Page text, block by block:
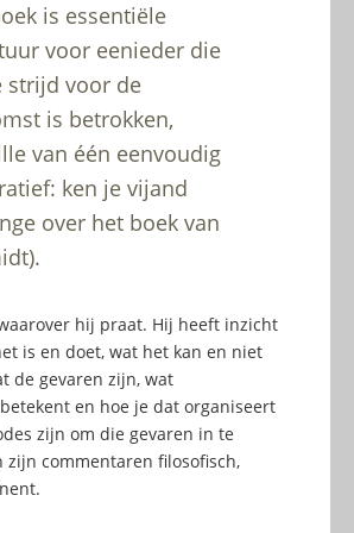
is essentiële
voor eenieder die
strijd voor de
is betrokken,
van één eenvoudig
ken je vijand
over het boek van
hij praat. Hij heeft inzicht
is en doet, wat het kan en niet
de gevaren zijn, wat
en hoe je dat organiseert
zijn om die gevaren in te
zijn commentaren filosofisch,